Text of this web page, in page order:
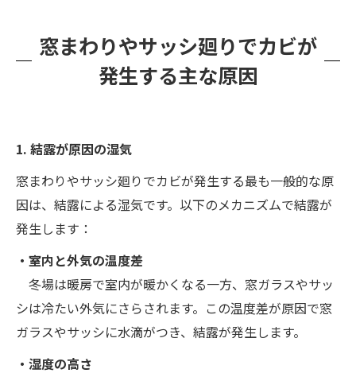
窓まわりやサッシ廻りでカビが
発生する主な原因
1. 結露が原因の湿気
窓まわりやサッシ廻りでカビが発生する最も一般的な原
因は、結露による湿気です。以下のメカニズムで結露が
発生します：
・室内と外気の温度差
冬場は暖房で室内が暖かくなる一方、窓ガラスやサッ
シは冷たい外気にさらされます。この温度差が原因で窓
ガラスやサッシに水滴がつき、結露が発生します。
・湿度の高さ